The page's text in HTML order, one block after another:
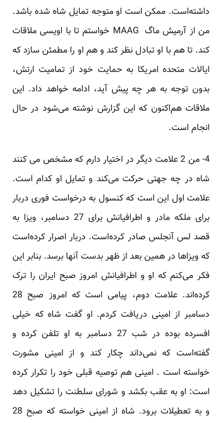
داشته‌است. ممکن است او متوجه تمایل شاه شده‌ باشد.
من از آرمیش ماگ MAAG خواستم تا با اویسی ملاقات
کند. تا هم با او تبادل نظر کند و هم او را مطمئن سازد که
ایالات متحده امریکا به حمایت خود از تمامیت ارتش،
بدون توجه به هر چه پیش آید، ادامه خواهد داد. این
ملاقات هم‌اکنون که این گزارش نوشته می‌شود در حال
انجام است.
4- من 2 علامت دیگر در اختیار دارم که مشخص می کنند
شاه در چه جهتی حرکت می‌کند و تمایل او کدام است.
علامت اول این است که کنسول به درخواست فوری دربار
برای ملکه مادر و اطرافیانش برای 27 دسامبر، ویزا به
قصد لس آنجلس صادر کرده‌است. دربار اصرار کرده‌است
که ویزاها در همین بعد از ظهر بدست آنها برسد. بنابر این
فکر می‌کنم که او و اطرافیانش امروز صبح ایران را ترک
کرده‌اند. علامت دوم، پیامی است که امروز صبح 28
دسامبر از امینی دریافت کردم. او گفت شاه که خیلی
افسرده بوده در شب 27 دسامبر به او تلفن کرده و
گفته‌است که نمی‌داند چکار کند و از امینی مشورت
خواسته است . امینی هم توصیه قبلی خود را تکرار کرده
است: او به عقب بکشد و شورای سلطنت را تشکیل دهد
و به تعطیلات برود. شاه از امینی خواسته که صبح 28